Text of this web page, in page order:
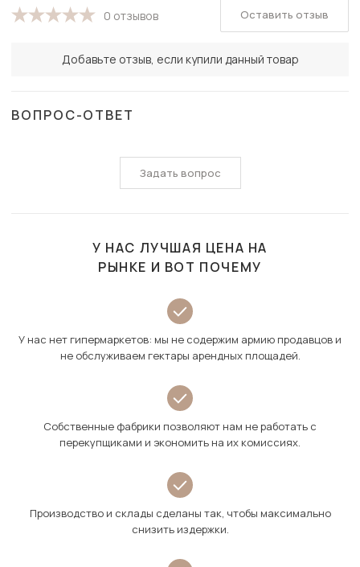
0 отзывов
Добавьте отзыв, если купили данный товар
Оставить отзыв
ВОПРОС-ОТВЕТ
Задать вопрос
У НАС ЛУЧШАЯ ЦЕНА НА
РЫНКЕ И ВОТ ПОЧЕМУ
У нас нет гипермаркетов: мы не содержим армию продавцов и
не обслуживаем гектары арендных площадей.
Собственные фабрики позволяют нам не работать с
перекупщиками и экономить на их комиссиях.
Производство и склады сделаны так, чтобы максимально
снизить издержки.